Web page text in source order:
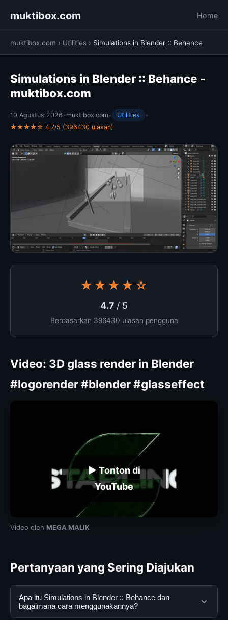
muktibox.com Home
muktibox.com › Utilities › Simulations in Blender :: Behance
Simulations in Blender :: Behance -
muktibox.com
10 Agustus 2026 • muktibox.com • Utilities
•
★★★★☆ 4.7/5 (396430 ulasan)
★★★★☆
4.7 / 5
Berdasarkan 396430 ulasan pengguna
Video: 3D glass render in Blender
#logorender #blender #glasseffect
▶ Tonton di
YouTube
Video oleh MEGA MALIK
Pertanyaan yang Sering Diajukan
Apa itu Simulations in Blender :: Behance dan
bagaimana cara menggunakannya?